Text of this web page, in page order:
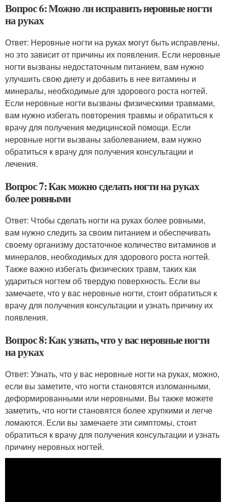
Вопрос 6: Можно ли исправить неровные ногти
на руках
Ответ: Неровные ногти на руках могут быть исправлены,
но это зависит от причины их появления. Если неровные
ногти вызваны недостаточным питанием, вам нужно
улучшить свою диету и добавить в нее витамины и
минералы, необходимые для здорового роста ногтей.
Если неровные ногти вызваны физическими травмами,
вам нужно избегать повторения травмы и обратиться к
врачу для получения медицинской помощи. Если
неровные ногти вызваны заболеванием, вам нужно
обратиться к врачу для получения консультации и
лечения.
Вопрос 7: Как можно сделать ногти на руках
более ровными
Ответ: Чтобы сделать ногти на руках более ровными,
вам нужно следить за своим питанием и обеспечивать
своему организму достаточное количество витаминов и
минералов, необходимых для здорового роста ногтей.
Также важно избегать физических травм, таких как
удариться ногтем об твердую поверхность. Если вы
замечаете, что у вас неровные ногти, стоит обратиться к
врачу для получения консультации и узнать причину их
появления.
Вопрос 8: Как узнать, что у вас неровные ногти
на руках
Ответ: Узнать, что у вас неровные ногти на руках, можно,
если вы заметите, что ногти становятся изломанными,
деформированными или неровными. Вы также можете
заметить, что ногти становятся более хрупкими и легче
ломаются. Если вы замечаете эти симптомы, стоит
обратиться к врачу для получения консультации и узнать
причину неровных ногтей.